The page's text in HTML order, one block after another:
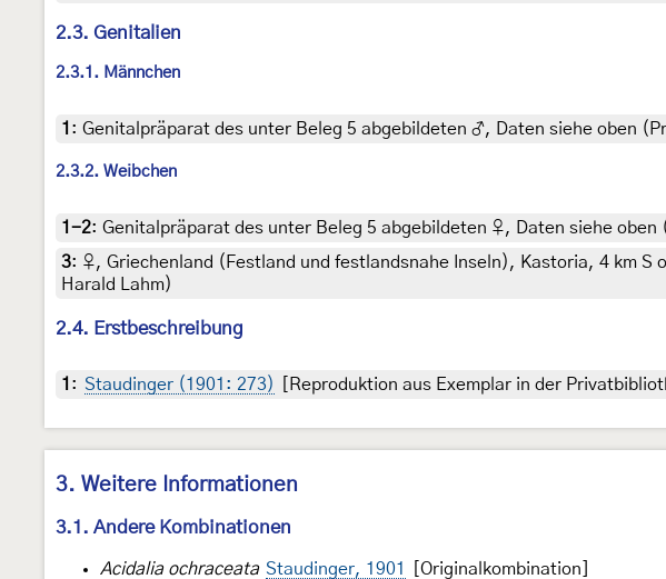
2.3. Genitalien
2.3.1. Männchen
1 : Genitalpräparat des unter Beleg 5 abgebildeten ♂, Daten siehe oben
2.3.2. Weibchen
1-2: Genitalpräparat des unter Beleg 5 abgebildeten ♀, Daten siehe
3: ♀, Griechenland (Festland und festlandsnahe Inseln), Kastoria, 4 km
Harald Lahm)
2.4. Erstbeschreibung
1 : Staudinger (1901: 273) [Reproduktion aus Exemplar in der
3. Weitere Informationen
3.1. Andere Kombinationen
Acidalia ochraceata Staudinger, 1901 [Originalkombination]